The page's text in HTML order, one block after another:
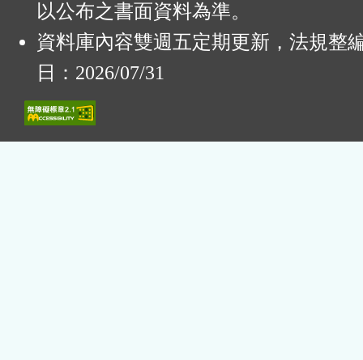
以公布之書面資料為準。
資料庫內容雙週五定期更新，法規整
日：2026/07/31